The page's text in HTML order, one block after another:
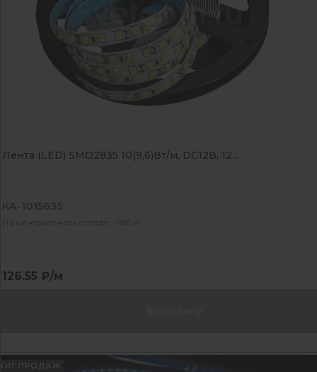
Лента (LED) SMD2835 10(9,6)Вт/м, DC12В, 12...
КА-1015635
На центральном складе - 985 м
126.55 ₽/м
ПРОДАЖ